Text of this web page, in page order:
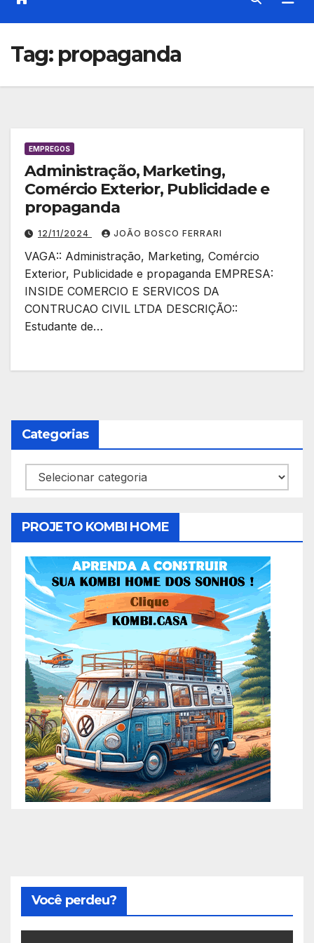
Tag: propaganda
EMPREGOS
Administração, Marketing,
Comércio Exterior, Publicidade e
propaganda
12/11/2024 JOÃO BOSCO FERRARI
VAGA:: Administração, Marketing, Comércio
Exterior, Publicidade e propaganda EMPRESA:
INSIDE COMERCIO E SERVICOS DA
CONTRUCAO CIVIL LTDA DESCRIÇÃO::
Estudante de…
Categorias
Categorias
PROJETO KOMBI HOME
Você perdeu?